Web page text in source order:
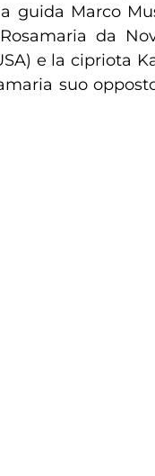
guida Marco
da
e la cipriota
suo